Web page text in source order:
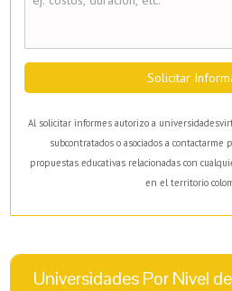
Solicitar
Al solicitar informes autorizo a
subcontratados o asociados a contactarme
propuestas educativas relacionadas con
en el territorio
Universidades Por Nivel